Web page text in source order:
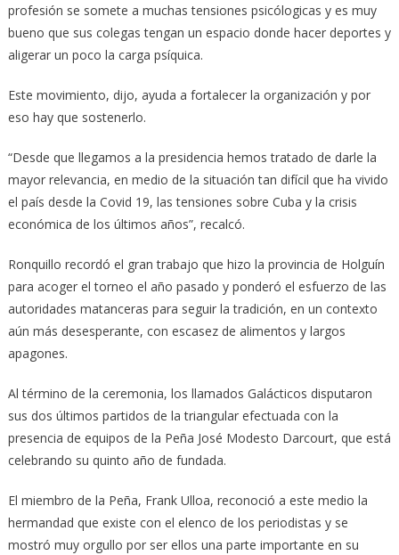
profesión se somete a muchas tensiones psicólogicas y es muy
bueno que sus colegas tengan un espacio donde hacer deportes y
aligerar un poco la carga psíquica.
Este movimiento, dijo, ayuda a fortalecer la organización y por
eso hay que sostenerlo.
“Desde que llegamos a la presidencia hemos tratado de darle la
mayor relevancia, en medio de la situación tan difícil que ha vivido
el país desde la Covid 19, las tensiones sobre Cuba y la crisis
económica de los últimos años”, recalcó.
Ronquillo recordó el gran trabajo que hizo la provincia de Holguín
para acoger el torneo el año pasado y ponderó el esfuerzo de las
autoridades matanceras para seguir la tradición, en un contexto
aún más desesperante, con escasez de alimentos y largos
apagones.
Al término de la ceremonia, los llamados Galácticos disputaron
sus dos últimos partidos de la triangular efectuada con la
presencia de equipos de la Peña José Modesto Darcourt, que está
celebrando su quinto año de fundada.
El miembro de la Peña, Frank Ulloa, reconoció a este medio la
hermandad que existe con el elenco de los periodistas y se
mostró muy orgullo por ser ellos una parte importante en su